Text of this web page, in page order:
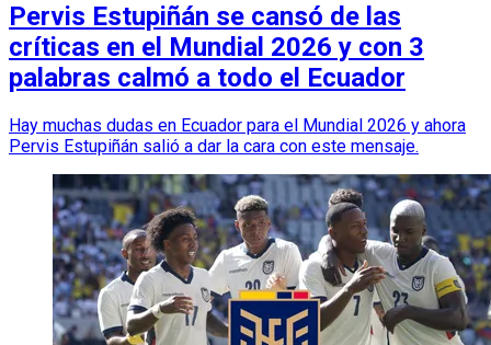
Pervis Estupiñán se cansó de las
críticas en el Mundial 2026 y con 3
palabras calmó a todo el Ecuador
Hay muchas dudas en Ecuador para el Mundial 2026 y ahora
Pervis Estupiñán salió a dar la cara con este mensaje.